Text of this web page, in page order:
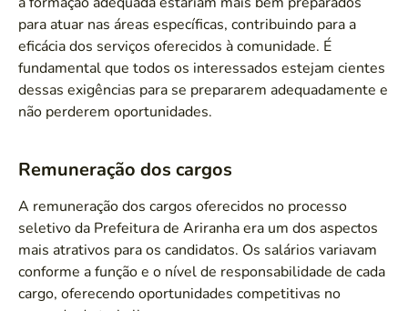
para atuar nas áreas específicas, contribuindo para a
eficácia dos serviços oferecidos à comunidade. É
fundamental que todos os interessados estejam cientes
dessas exigências para se prepararem adequadamente e
não perderem oportunidades.
Remuneração dos cargos
A remuneração dos cargos oferecidos no processo
seletivo da Prefeitura de Ariranha era um dos aspectos
mais atrativos para os candidatos. Os salários variavam
conforme a função e o nível de responsabilidade de cada
cargo, oferecendo oportunidades competitivas no